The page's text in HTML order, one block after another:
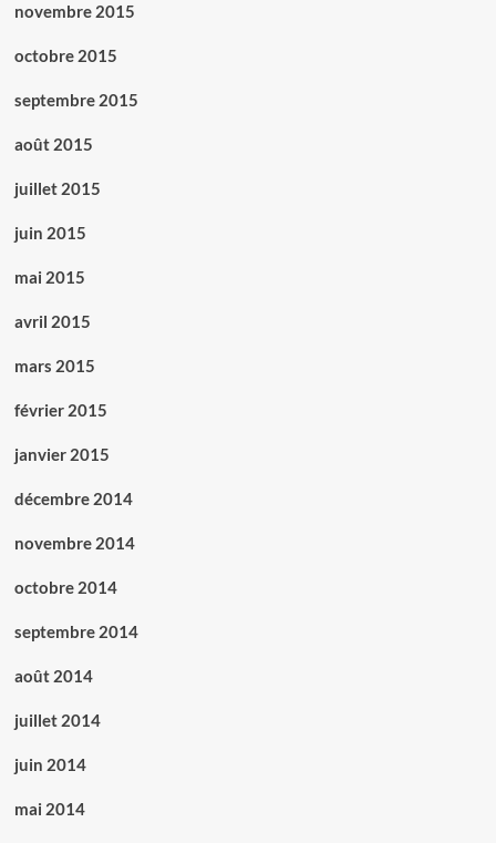
novembre 2015
octobre 2015
septembre 2015
août 2015
juillet 2015
juin 2015
mai 2015
avril 2015
mars 2015
février 2015
janvier 2015
décembre 2014
novembre 2014
octobre 2014
septembre 2014
août 2014
juillet 2014
juin 2014
mai 2014